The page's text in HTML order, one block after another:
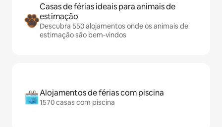
Casas de férias ideais para animais de
estimação
Descubra 550 alojamentos onde os animais de
estimação são bem-vindos
Alojamentos de férias com piscina
1570 casas com piscina